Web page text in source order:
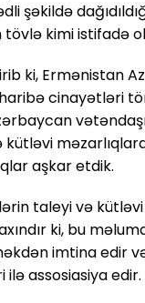
şəkildə
kimi istifadə
ki, Ermənistan
cinayətləri
aşkar etdik.
taleyi və
ki, bu
imtina edir
assosiasiya edir.